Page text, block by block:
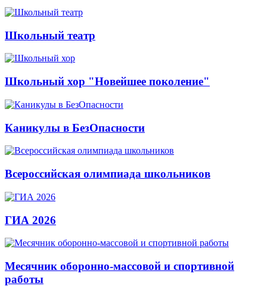
Школьный театр
Школьный хор "Новейшее поколение"
Каникулы в БезОпасности
Всероссийская олимпиада школьников
ГИА 2026
Месячник оборонно-массовой и спортивной
работы